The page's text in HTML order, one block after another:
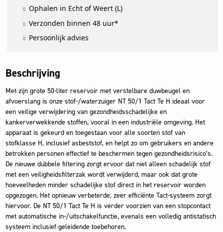
Ophalen in Echt of Weert (L)
Verzonden binnen 48 uur*
Persoonlijk advies
Beschrijving
Met zijn grote 50-liter reservoir met verstelbare duwbeugel en
afvoerslang is onze stof-/waterzuiger NT 50/1 Tact Te H ideaal voor
een veilige verwijdering van gezondheidsschadelijke en
kankerverwekkende stoffen, vooral in een industriële omgeving. Het
apparaat is gekeurd en toegestaan voor alle soorten stof van
stofklasse H, inclusief asbeststof, en helpt zo om gebruikers en andere
betrokken personen effectief te beschermen tegen gezondheidsrisico’s.
De nieuwe dubbele filtering zorgt ervoor dat niet alleen schadelijk stof
met een veiligheidsfilterzak wordt verwijderd, maar ook dat grote
hoeveelheden minder schadelijke stof direct in het reservoir worden
opgezogen. Het opnieuw verbeterde, zeer efficiënte Tact-systeem zorgt
hiervoor. De NT 50/1 Tact Te H is verder voorzien van een stopcontact
met automatische in-/uitschakelfunctie, evenals een volledig antistatisch
systeem inclusief geleidende toebehoren.